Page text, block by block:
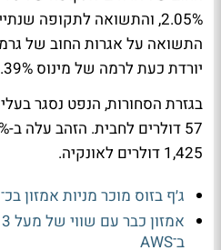
יורדת כעת לרמה של מינוס 0.39%.
1,425 דולרים לאונקיה.
ג׳ף בזוס מוכר מניות אמזון בכ־4.1 מיליארד דולר
ב־AWS